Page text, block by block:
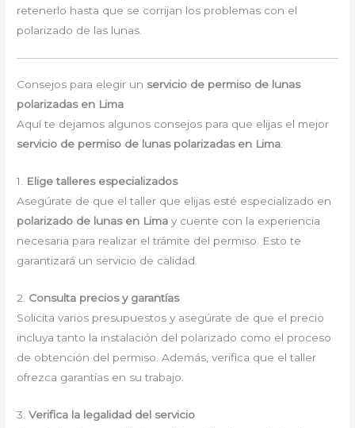
retenerlo hasta que se corrijan los problemas con el
polarizado de las lunas.
Consejos para elegir un servicio de permiso de lunas
polarizadas en Lima
Aquí te dejamos algunos consejos para que elijas el mejor
servicio de permiso de lunas polarizadas en Lima:
1. Elige talleres especializados
Asegúrate de que el taller que elijas esté especializado en
polarizado de lunas en Lima y cuente con la experiencia
necesaria para realizar el trámite del permiso. Esto te
garantizará un servicio de calidad.
2. Consulta precios y garantías
Solicita varios presupuestos y asegúrate de que el precio
incluya tanto la instalación del polarizado como el proceso
de obtención del permiso. Además, verifica que el taller
ofrezca garantías en su trabajo.
3.Verifica la legalidad del servicio